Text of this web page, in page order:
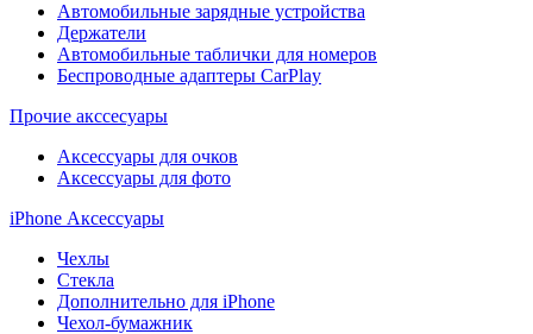
Автомобильные зарядные устройства
Держатели
Автомобильные таблички для номеров
Беспроводные адаптеры CarPlay
Прочие акссесуары
Аксессуары для очков
Аксессуары для фото
iPhone Аксессуары
Чехлы
Стекла
Дополнительно для iPhone
Чехол-бумажник